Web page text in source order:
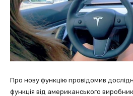
Про нову функцію провідомив
функція від американського